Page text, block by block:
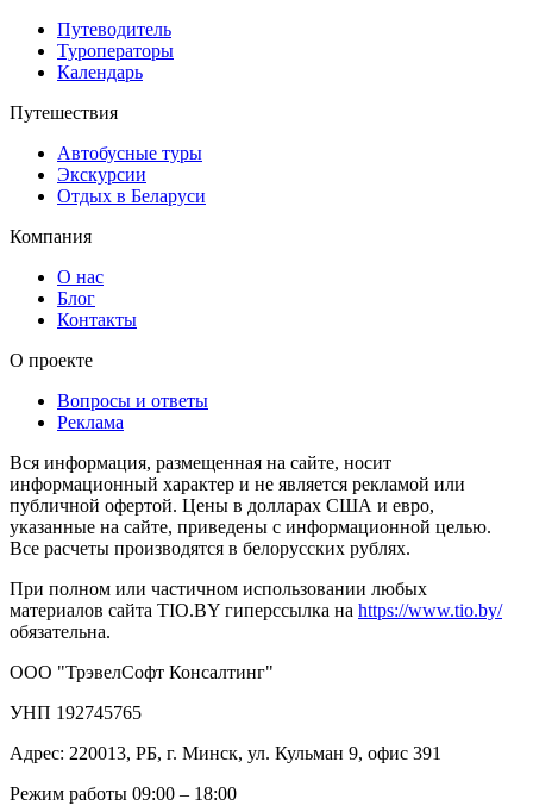
Путеводитель
Туроператоры
Календарь
Путешествия
Автобусные туры
Экскурсии
Отдых в Беларуси
Компания
О нас
Блог
Контакты
О проекте
Вопросы и ответы
Реклама
Вся информация, размещенная на сайте, носит
информационный характер и не является рекламой или
публичной офертой. Цены в долларах США и евро,
указанные на сайте, приведены с информационной целью.
Все расчеты производятся в белорусских рублях.
При полном или частичном использовании любых
материалов сайта TIO.BY гиперссылка на https://www.tio.by/
обязательна.
ООО "ТрэвелСофт Консалтинг"
УНП 192745765
Адрес: 220013, РБ, г. Минск, ул. Кульман 9, офис 391
Режим работы 09:00 – 18:00